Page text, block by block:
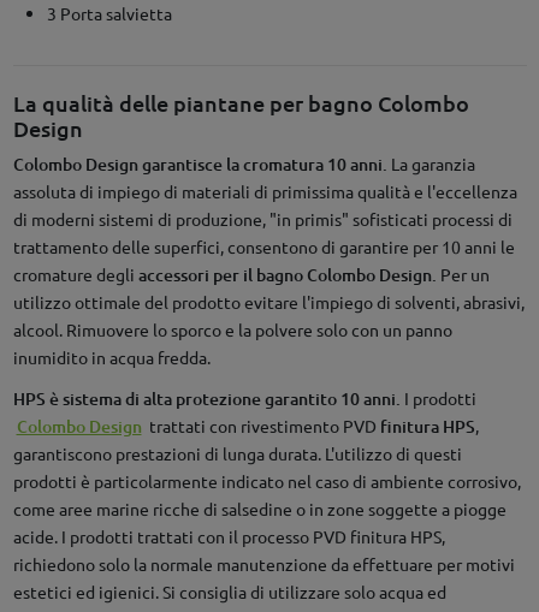
3 Porta salvietta
La qualità delle piantane per bagno Colombo
Design
Colombo Design garantisce la cromatura 10 anni. La garanzia
assoluta di impiego di materiali di primissima qualità e l'eccellenza
di moderni sistemi di produzione, "in primis" sofisticati processi di
trattamento delle superfici, consentono di garantire per 10 anni le
cromature degli accessori per il bagno Colombo Design. Per un
utilizzo ottimale del prodotto evitare l'impiego di solventi, abrasivi,
alcool. Rimuovere lo sporco e la polvere solo con un panno
inumidito in acqua fredda.
HPS è sistema di alta protezione garantito 10 anni. I prodotti
Colombo Design trattati con rivestimento PVD finitura HPS,
garantiscono prestazioni di lunga durata. L'utilizzo di questi
prodotti è particolarmente indicato nel caso di ambiente corrosivo,
come aree marine ricche di salsedine o in zone soggette a piogge
acide. I prodotti trattati con il processo PVD finitura HPS,
richiedono solo la normale manutenzione da effettuare per motivi
estetici ed igienici. Si consiglia di utilizzare solo acqua ed